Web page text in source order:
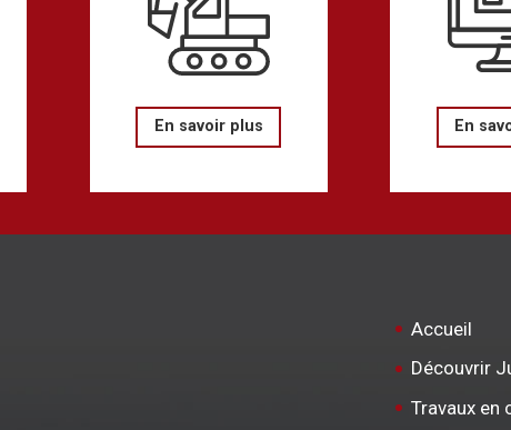
En savoir plus En
Accueil
Découvrir
Travaux en